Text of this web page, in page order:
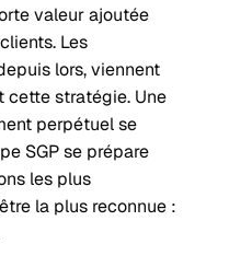
valeur ajoutée
Les
lors, viennent
cette stratégie. Une
perpétuel se
SGP se prépare
les plus
la plus reconnue :